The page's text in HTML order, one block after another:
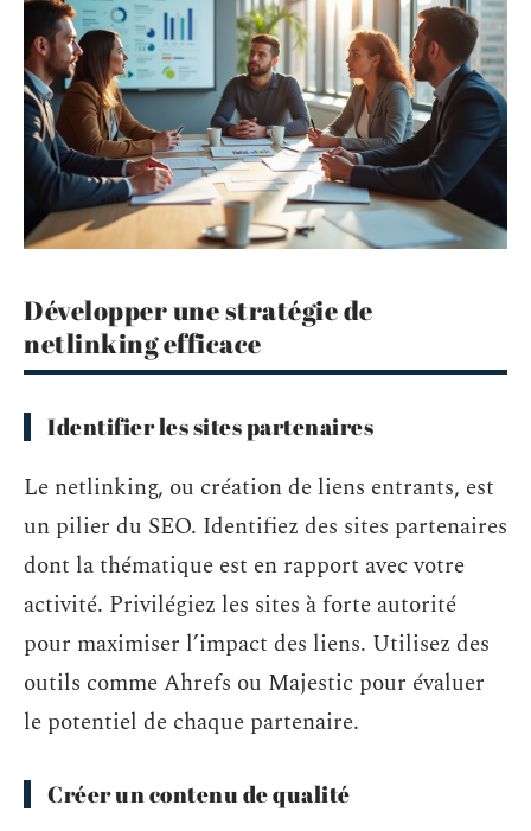
Développer une stratégie de
netlinking efficace
Identifier les sites partenaires
Le netlinking, ou création de liens entrants, est
un pilier du SEO. Identifiez des sites partenaires
dont la thématique est en rapport avec votre
activité. Privilégiez les sites à forte autorité
pour maximiser l’impact des liens. Utilisez des
outils comme Ahrefs ou Majestic pour évaluer
le potentiel de chaque partenaire.
Créer un contenu de qualité